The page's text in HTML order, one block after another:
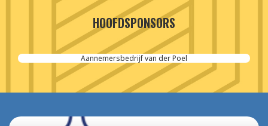
HOOFDSPONSORS
Aannemersbedrijf van der Poel